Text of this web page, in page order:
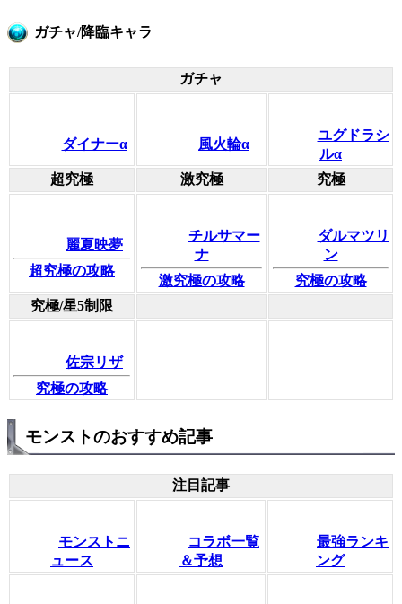
ガチャ/降臨キャラ
ガチャ
ダイナーα 風火輪α
ユグドラシ
ルα
超究極
激究極 究極
麗夏映夢
超究極の攻略
チルサマー
ナ
激究極の攻略
ダルマツリ
ン
究極の攻略
究極/星5制限
佐宗リザ
究極の攻略
モンストのおすすめ記事
注目記事
モンストニ
ュース
コラボ一覧
＆予想
最強ランキ
ング